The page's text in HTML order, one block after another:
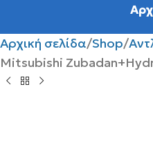
Αρχική σελίδα Shop
Mitsubishi